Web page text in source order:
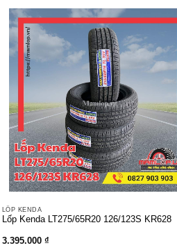
LỐP KENDA
Lốp Kenda LT275/65R20 126/123S KR628
3.395.000 ₫